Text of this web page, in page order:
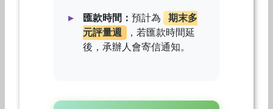
匯款時間：預計為
期末多
元評量週
，若匯款時間延
後，承辦人會寄信通知。